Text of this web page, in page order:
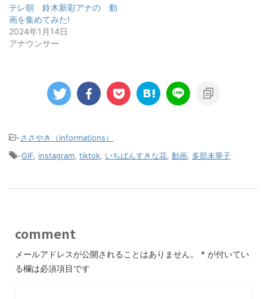
テレ朝 鈴木新彩アナの゙動
画を集めてみた!
2024年1月14日
アナウンサー
-ささやき（informations）
-GIF instagram tiktok いちばんすきな花 動画 多部未華子
comment
メールアドレスが公開されることはありません。 * が付いてい
る欄は必須項目です